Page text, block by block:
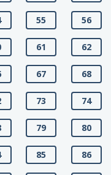
55 56
61 62
67 68
73 74
79 80
85 86